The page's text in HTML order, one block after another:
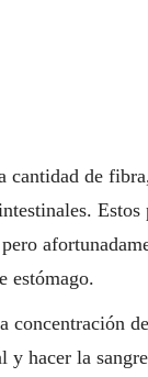
cantidad de
Estos
estómago.
hacer la